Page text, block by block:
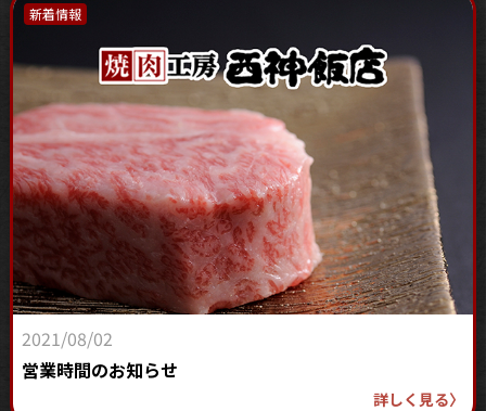
新着情報
2021/08/02
営業時間のお知らせ
詳しく見る〉